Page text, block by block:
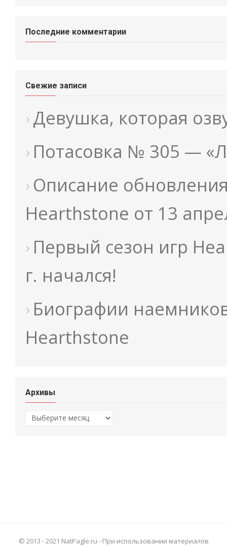
Последние комментарии
Свежие записи
Девушка, которая
Потасовка № 305 —
Описание
Hearthstone от 13
Первый сезон игр
г. начался!
Биографии
Hearthstone
Архивы
Архивы
© 2013 - 2021 NatPagle.ru - При использовании материалов